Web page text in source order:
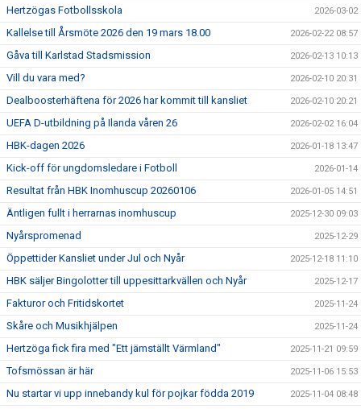
Hertzögas Fotbollsskola 2026-03-02
Kallelse till Årsmöte 2026 den 19 mars 18.00 2026-02-22 08:57
Gåva till Karlstad Stadsmission 2026-02-13 10:13
Vill du vara med? 2026-02-10 20:31
Dealboosterhäftena för 2026 har kommit till kansliet 2026-02-10 20:21
UEFA D-utbildning på Ilanda våren 26 2026-02-02 16:04
HBK-dagen 2026 2026-01-18 13:47
Kick-off för ungdomsledare i Fotboll 2026-01-14
Resultat från HBK Inomhuscup 20260106 2026-01-05 14:51
Äntligen fullt i herrarnas inomhuscup 2025-12-30 09:03
Nyårspromenad 2025-12-29
Öppettider Kansliet under Jul och Nyår 2025-12-18 11:10
HBK säljer Bingolotter till uppesittarkvällen och Nyår 2025-12-17
Fakturor och Fritidskortet 2025-11-24
Skåre och Musikhjälpen 2025-11-24
Hertzöga fick fira med "Ett jämställt Värmland" 2025-11-21 09:59
Tofsmössan är här 2025-11-06 15:53
Nu startar vi upp innebandy kul för pojkar födda 2019 2025-11-04 08:48